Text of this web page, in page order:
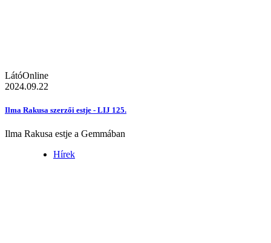
LátóOnline
2024.09.22
Ilma Rakusa szerzői estje - LIJ 125.
Ilma Rakusa estje a Gemmában
Hírek